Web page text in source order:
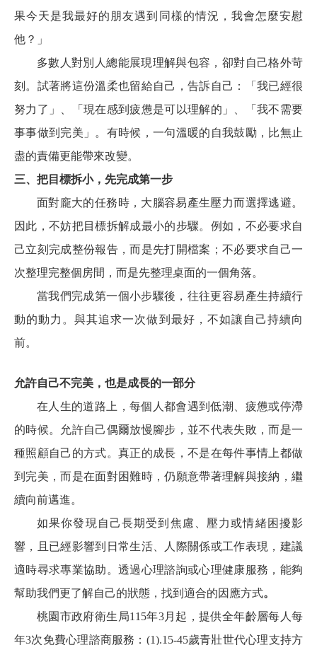
果今天是我最好的朋友遇到同樣的情況，我會怎麼安慰
他？」
多數人對別人總能展現理解與包容，卻對自己格外苛
刻。試著將這份溫柔也留給自己，告訴自己：「我已經很
努力了」、「現在感到疲憊是可以理解的」、「我不需要
事事做到完美」。有時候，一句溫暖的自我鼓勵，比無止
盡的責備更能帶來改變。
三、把目標拆小，先完成第一步
面對龐大的任務時，大腦容易產生壓力而選擇逃避。
因此，不妨把目標拆解成最小的步驟。例如，不必要求自
己立刻完成整份報告，而是先打開檔案；不必要求自己一
次整理完整個房間，而是先整理桌面的一個角落。
當我們完成第一個小步驟後，往往更容易產生持續行
動的動力。與其追求一次做到最好，不如讓自己持續向
前。
允許自己不完美，也是成長的一部分
在人生的道路上，每個人都會遇到低潮、疲憊或停滯
的時候。允許自己偶爾放慢腳步，並不代表失敗，而是一
種照顧自己的方式。真正的成長，不是在每件事情上都做
到完美，而是在面對困難時，仍願意帶著理解與接納，繼
續向前邁進。
如果你發現自己長期受到焦慮、壓力或情緒困擾影
響，且已經影響到日常生活、人際關係或工作表現，建議
適時尋求專業協助。透過心理諮詢或心理健康服務，能夠
幫助我們更了解自己的狀態，找到適合的因應方式。
桃園市政府衛生局115年3月起，提供全年齡層每人每
年3次免費心理諮商服務：(1).15-45歲青壯世代心理支持方